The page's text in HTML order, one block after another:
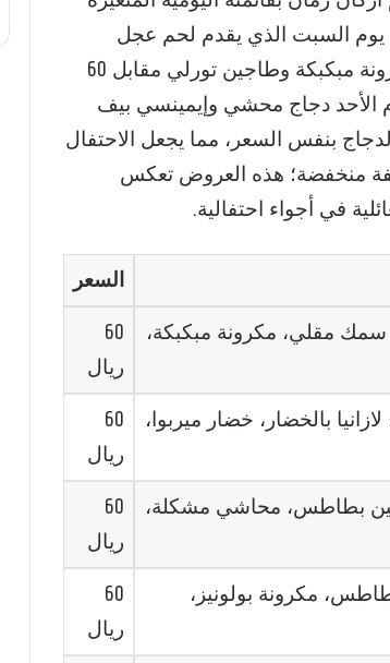
يوم السبت الذي يقدم لحم عجل
أوصال مع ماش بوتيتو وخضار سوتيه وسمك مقلي ومكرونة مبكبكة وطاجين تورلي مقابل 60
الأحد دجاج محشي وإيمينسي بيف
بنفس السعر، مما يجعل الاحتفال
منخفضة؛ هذه العروض تعكس
في أجواء احتفالية.
السعر
مقلي، مكرونة مبكبكة،
60
ريال
بالخضار، خضار ميربوا،
60
ريال
بطاطس، محاشي مشكلة،
60
ريال
مكرونة بولونيز،
60
ريال